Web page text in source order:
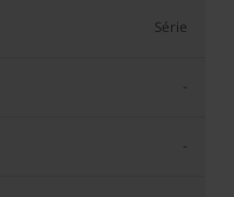
Série